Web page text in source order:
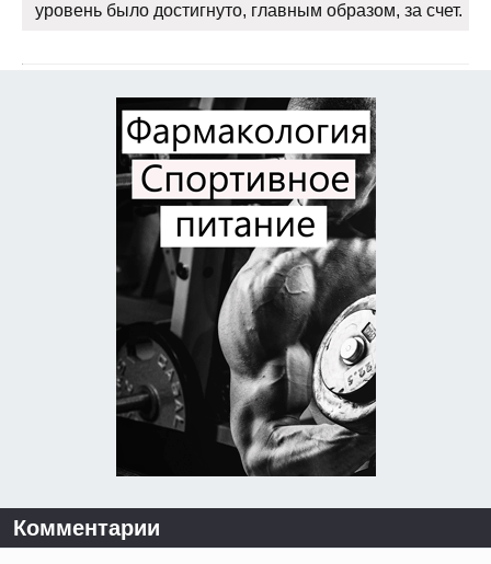
уровень было достигнуто, главным образом, за счет.
Комментарии